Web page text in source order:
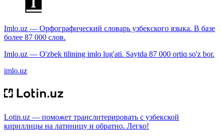
Imlo.uz — Орфографический словарь узбекского языка. В базе
более 87 000 слов.
Imlo.uz — O'zbek tilining imlo lug'ati. Saytda 87 000 ortiq so'z bor.
imlo.uz
Lotin.uz — поможет транслитерировать с узбекской
кириллицы на латиницу и обратно. Легко!